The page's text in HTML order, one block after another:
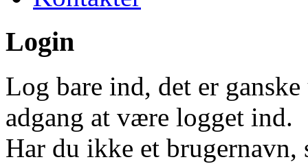
Login
Log bare ind, det er
adgang at være logget ind.
Har du ikke et brugernavn,